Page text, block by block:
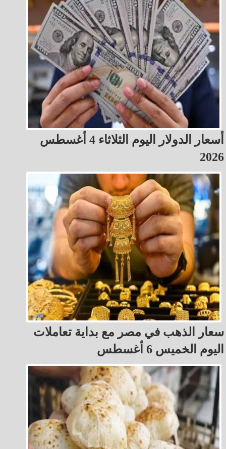
أسعار الدولار اليوم الثلاثاء 4 أغسطس
2026
سعار الذهب في مصر مع بداية تعاملات
اليوم الخميس 6 أغسطس